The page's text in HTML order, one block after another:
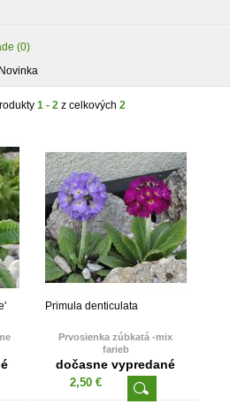
(0)
Novinka
1 - 2 z celkových 2
Primula denticulata
Prvosienka zúbkatá -mix
farieb
dočasne vypredané
2,50 €